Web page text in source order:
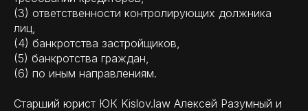
(3) ответственности контролирующих должника
лиц,
(4) банкротства застройщиков,
(5) банкротства граждан,
(6) по иным направлениям.
Старший юрист ЮК Kislov.law Алексей Разумный и